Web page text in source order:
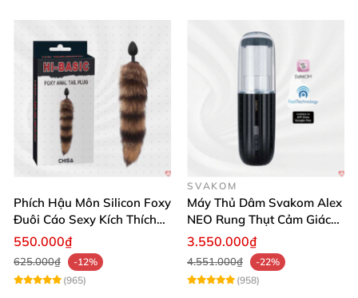
Phích Hậu Môn Silicon Foxy
Đuôi Cáo Sexy Kích Thích
Đỉnh Cao
550.000₫
625.000₫
-12%
(965)
SVAKOM
Máy Thủ Dâm Svakom Alex
NEO Rung Thụt Cảm Giác
Thật, App Điều Khiển
3.550.000₫
4.551.000₫
-22%
(958)